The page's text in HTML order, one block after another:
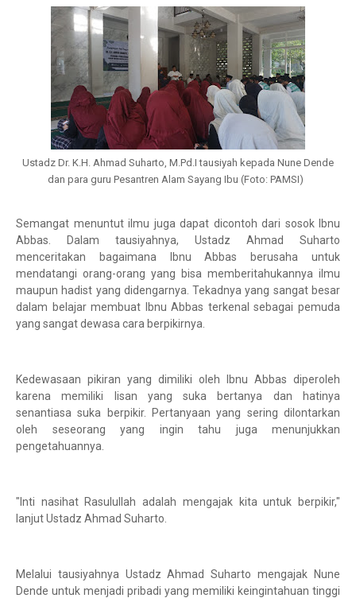
Ustadz Dr. K.H. Ahmad Suharto, M.Pd.I tausiyah kepada Nune Dende
dan para guru Pesantren Alam Sayang Ibu (Foto: PAMSI)
Semangat menuntut ilmu juga dapat dicontoh dari sosok Ibnu
Abbas. Dalam tausiyahnya, Ustadz Ahmad Suharto
menceritakan bagaimana Ibnu Abbas berusaha untuk
mendatangi orang-orang yang bisa memberitahukannya ilmu
maupun hadist yang didengarnya. Tekadnya yang sangat besar
dalam belajar membuat Ibnu Abbas terkenal sebagai pemuda
yang sangat dewasa cara berpikirnya.
Kedewasaan pikiran yang dimiliki oleh Ibnu Abbas diperoleh
karena memiliki lisan yang suka bertanya dan hatinya
senantiasa suka berpikir. Pertanyaan yang sering dilontarkan
oleh seseorang yang ingin tahu juga menunjukkan
pengetahuannya.
"Inti nasihat Rasulullah adalah mengajak kita untuk berpikir,"
lanjut Ustadz Ahmad Suharto.
Melalui tausiyahnya Ustadz Ahmad Suharto mengajak Nune
Dende untuk menjadi pribadi yang memiliki keingintahuan tinggi